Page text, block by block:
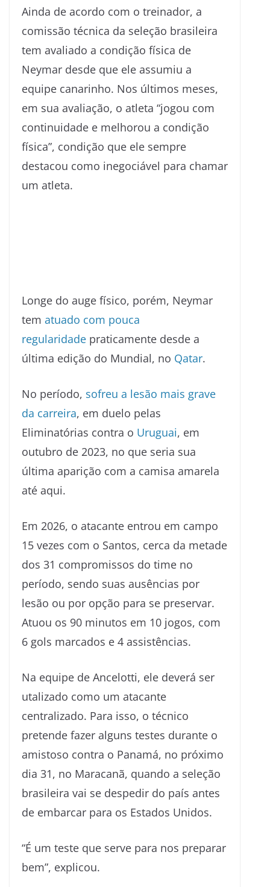
Ainda de acordo com o treinador, a
comissão técnica da seleção brasileira
tem avaliado a condição física de
Neymar desde que ele assumiu a
equipe canarinho. Nos últimos meses,
em sua avaliação, o atleta “jogou com
continuidade e melhorou a condição
física”, condição que ele sempre
destacou como inegociável para chamar
um atleta.
Longe do auge físico, porém, Neymar
tem atuado com pouca
regularidade praticamente desde a
última edição do Mundial, no Qatar.
No período, sofreu a lesão mais grave
da carreira, em duelo pelas
Eliminatórias contra o Uruguai, em
outubro de 2023, no que seria sua
última aparição com a camisa amarela
até aqui.
Em 2026, o atacante entrou em campo
15 vezes com o Santos, cerca da metade
dos 31 compromissos do time no
período, sendo suas ausências por
lesão ou por opção para se preservar.
Atuou os 90 minutos em 10 jogos, com
6 gols marcados e 4 assistências.
Na equipe de Ancelotti, ele deverá ser
utalizado como um atacante
centralizado. Para isso, o técnico
pretende fazer alguns testes durante o
amistoso contra o Panamá, no próximo
dia 31, no Maracanã, quando a seleção
brasileira vai se despedir do país antes
de embarcar para os Estados Unidos.
“É um teste que serve para nos preparar
bem”, explicou.